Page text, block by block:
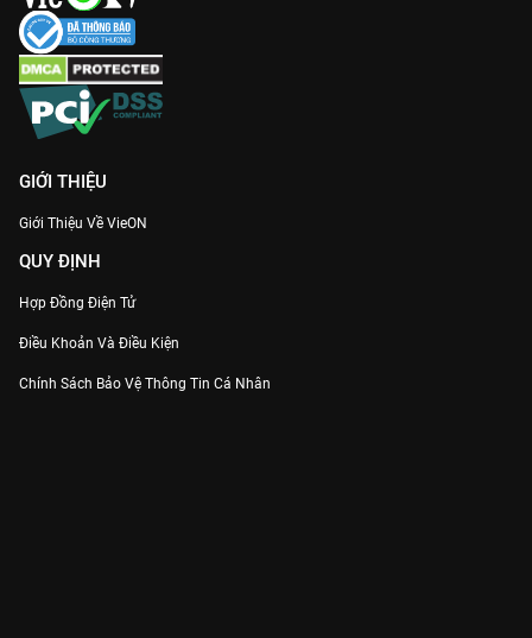
GIỚI THIỆU
Giới Thiệu Về VieON
QUY ĐỊNH
Hợp Đồng Điện Tử
Điều Khoản Và Điều Kiện
Chính Sách Bảo Vệ Thông Tin Cá Nhân